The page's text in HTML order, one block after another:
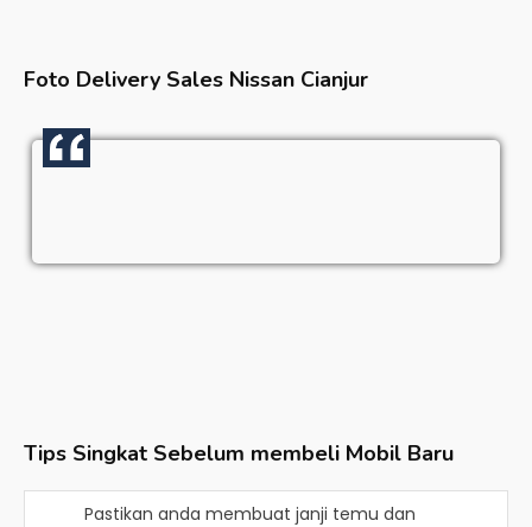
Foto Delivery Sales Nissan Cianjur
Tips Singkat Sebelum membeli Mobil Baru
Pastikan anda membuat janji temu dan